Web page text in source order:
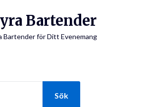
Bartender
Bartender för Ditt Evenemang